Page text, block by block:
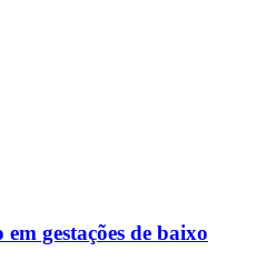
gestações de baixo